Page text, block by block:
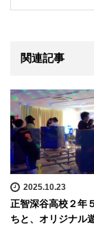
関連記事
2025.10.23
正智深谷高校２年
ちと、オリジナル